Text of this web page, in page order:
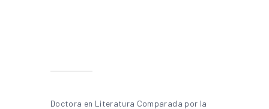
Doctora en Literatura Comparada por la